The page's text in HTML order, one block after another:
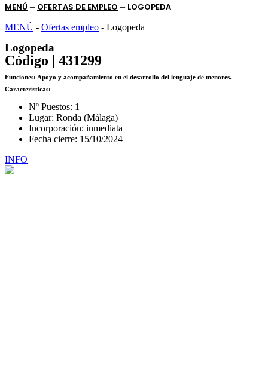
MENÚ – OFERTAS DE EMPLEO – LOGOPEDA
MENÚ - Ofertas empleo - Logopeda
Logopeda
Código | 431299
Funciones: Apoyo y acompañamiento en el desarrollo del lenguaje de menores.
Características:
Nº Puestos: 1
Lugar: Ronda (Málaga)
Incorporación: inmediata
Fecha cierre: 15/10/2024
INFO